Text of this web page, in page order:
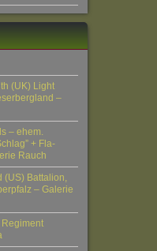
(UK) Light
–
– ehem.
+ Fla-
Rauch
(US) Battalion,
– Galerie
Regiment